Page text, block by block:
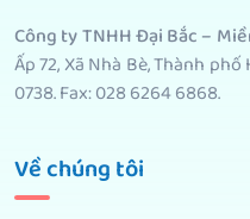
Công ty TNHH Đại Bắc –
Ấp 72, Xã Nhà Bè, Thành
0738. Fax: 028 6264 6868.
Về chúng tôi